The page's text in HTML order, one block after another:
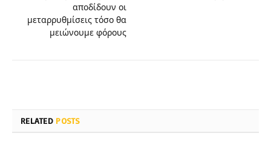
αποδίδουν οι
μεταρρυθμίσεις τόσο θα
μειώνουμε φόρους
RELATED POSTS